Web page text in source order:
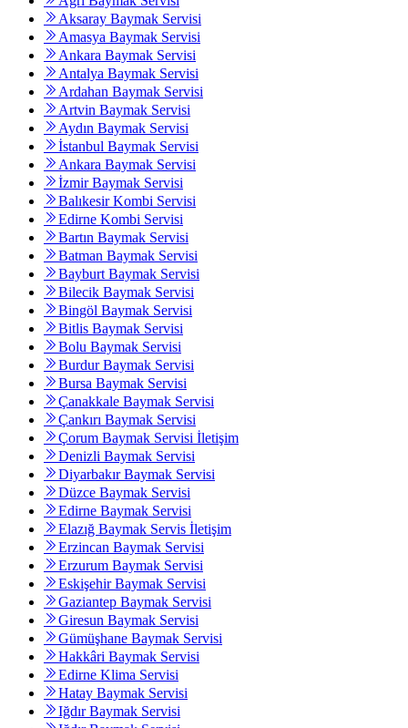
Aksaray Baymak Servisi
Amasya Baymak Servisi
Ankara Baymak Servisi
Antalya Baymak Servisi
Ardahan Baymak Servisi
Artvin Baymak Servisi
Aydın Baymak Servisi
İstanbul Baymak Servisi
Ankara Baymak Servisi
İzmir Baymak Servisi
Balıkesir Kombi Servisi
Edirne Kombi Servisi
Bartın Baymak Servisi
Batman Baymak Servisi
Bayburt Baymak Servisi
Bilecik Baymak Servisi
Bingöl Baymak Servisi
Bitlis Baymak Servisi
Bolu Baymak Servisi
Burdur Baymak Servisi
Bursa Baymak Servisi
Çanakkale Baymak Servisi
Çankırı Baymak Servisi
Çorum Baymak Servisi İletişim
Denizli Baymak Servisi
Diyarbakır Baymak Servisi
Düzce Baymak Servisi
Edirne Baymak Servisi
Elazığ Baymak Servis İletişim
Erzincan Baymak Servisi
Erzurum Baymak Servisi
Eskişehir Baymak Servisi
Gaziantep Baymak Servisi
Giresun Baymak Servisi
Gümüşhane Baymak Servisi
Hakkâri Baymak Servisi
Edirne Klima Servisi
Hatay Baymak Servisi
Iğdır Baymak Servisi